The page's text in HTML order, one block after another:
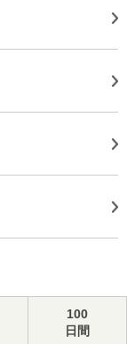
100
日間